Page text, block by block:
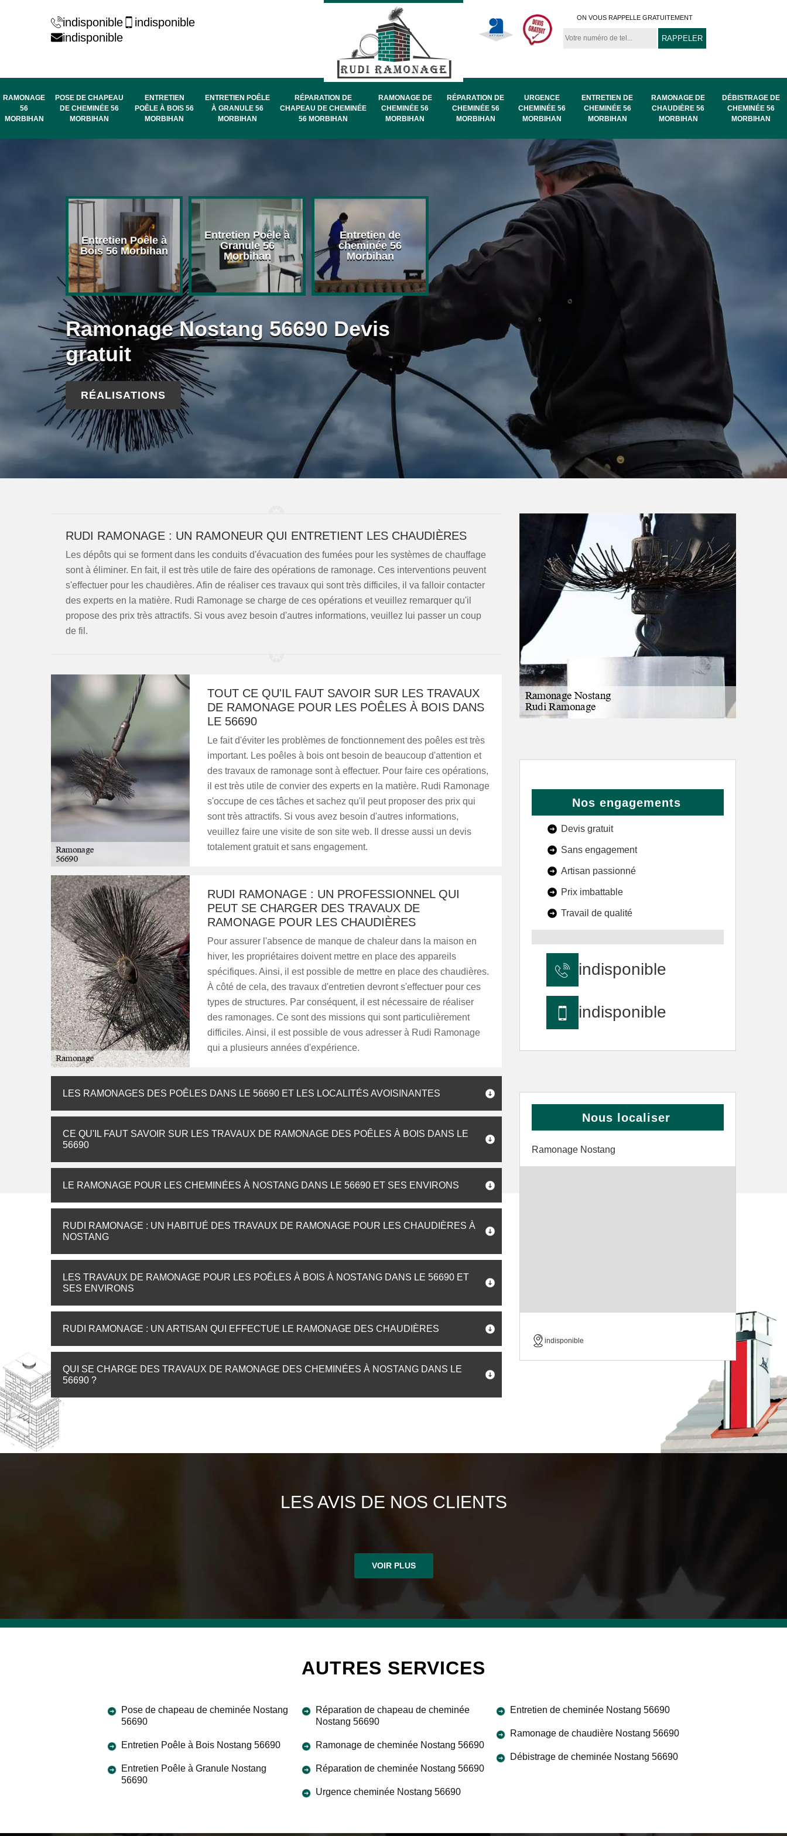
indisponible
indisponible
indisponible
ON VOUS RAPPELLE GRATUITEMENT
RAMONAGE
56
MORBIHAN
POSE DE CHAPEAU
DE CHEMINÉE 56
MORBIHAN
ENTRETIEN
POÊLE À BOIS 56
MORBIHAN
ENTRETIEN POÊLE
À GRANULE 56
MORBIHAN
RÉPARATION DE
CHAPEAU DE CHEMINÉE
56 MORBIHAN
RAMONAGE DE
CHEMINÉE 56
MORBIHAN
RÉPARATION DE
CHEMINÉE 56
MORBIHAN
URGENCE
CHEMINÉE 56
MORBIHAN
ENTRETIEN DE
CHEMINÉE 56
MORBIHAN
RAMONAGE DE
CHAUDIÈRE 56
MORBIHAN
DÉBISTRAGE DE
CHEMINÉE 56
MORBIHAN
Entretien Poêle à
Bois 56 Morbihan
Entretien Poêle à
Granule 56
Morbihan
Entretien de
cheminée 56
Morbihan
Pose de chapeau
de cheminée 56
Morbihan
Ramonage 56
Ramonage de
chaudière 56
Ramonage Nostang 56690 Devis
gratuit
RÉALISATIONS
RUDI RAMONAGE : UN RAMONEUR QUI ENTRETIENT LES CHAUDIÈRES
Les dépôts qui se forment dans les conduits d'évacuation des fumées pour les systèmes de chauffage
sont à éliminer. En fait, il est très utile de faire des opérations de ramonage. Ces interventions peuvent
s'effectuer pour les chaudières. Afin de réaliser ces travaux qui sont très difficiles, il va falloir contacter
des experts en la matière. Rudi Ramonage se charge de ces opérations et veuillez remarquer qu'il
propose des prix très attractifs. Si vous avez besoin d'autres informations, veuillez lui passer un coup
de fil.
TOUT CE QU'IL FAUT SAVOIR SUR LES TRAVAUX
DE RAMONAGE POUR LES POÊLES À BOIS DANS
LE 56690
Le fait d'éviter les problèmes de fonctionnement des poêles est très
important. Les poêles à bois ont besoin de beaucoup d'attention et
des travaux de ramonage sont à effectuer. Pour faire ces opérations,
il est très utile de convier des experts en la matière. Rudi Ramonage
s'occupe de ces tâches et sachez qu'il peut proposer des prix qui
sont très attractifs. Si vous avez besoin d'autres informations,
veuillez faire une visite de son site web. Il dresse aussi un devis
totalement gratuit et sans engagement.
RUDI RAMONAGE : UN PROFESSIONNEL QUI
PEUT SE CHARGER DES TRAVAUX DE
RAMONAGE POUR LES CHAUDIÈRES
Pour assurer l'absence de manque de chaleur dans la maison en
hiver, les propriétaires doivent mettre en place des appareils
spécifiques. Ainsi, il est possible de mettre en place des chaudières.
À côté de cela, des travaux d'entretien devront s'effectuer pour ces
types de structures. Par conséquent, il est nécessaire de réaliser
des ramonages. Ce sont des missions qui sont particulièrement
difficiles. Ainsi, il est possible de vous adresser à Rudi Ramonage
qui a plusieurs années d'expérience.
LES RAMONAGES DES POÊLES DANS LE 56690 ET LES LOCALITÉS AVOISINANTES
CE QU'IL FAUT SAVOIR SUR LES TRAVAUX DE RAMONAGE DES POÊLES À BOIS DANS LE
56690
LE RAMONAGE POUR LES CHEMINÉES À NOSTANG DANS LE 56690 ET SES ENVIRONS
RUDI RAMONAGE : UN HABITUÉ DES TRAVAUX DE RAMONAGE POUR LES CHAUDIÈRES À
NOSTANG
LES TRAVAUX DE RAMONAGE POUR LES POÊLES À BOIS À NOSTANG DANS LE 56690 ET
SES ENVIRONS
RUDI RAMONAGE : UN ARTISAN QUI EFFECTUE LE RAMONAGE DES CHAUDIÈRES
QUI SE CHARGE DES TRAVAUX DE RAMONAGE DES CHEMINÉES À NOSTANG DANS LE
56690 ?
Nos engagements
Devis gratuit
Sans engagement
Artisan passionné
Prix imbattable
Travail de qualité
indisponible
indisponible
Nous localiser
Ramonage Nostang
indisponible
LES AVIS DE NOS CLIENTS
VOIR PLUS
AUTRES SERVICES
Pose de chapeau de cheminée Nostang
56690
Entretien Poêle à Bois Nostang 56690
Entretien Poêle à Granule Nostang
56690
Réparation de chapeau de cheminée
Nostang 56690
Ramonage de cheminée Nostang 56690
Réparation de cheminée Nostang 56690
Urgence cheminée Nostang 56690
Entretien de cheminée Nostang 56690
Ramonage de chaudière Nostang 56690
Débistrage de cheminée Nostang 56690